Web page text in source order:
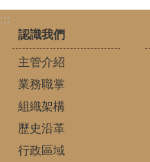
:::
認識我們
主管介紹
業務職掌
組織架構
歷史沿革
行政區域